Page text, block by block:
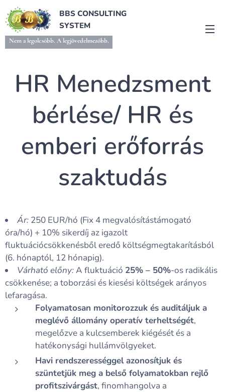
BBS CONSULTING
SYSTEM
Nem a legolcsóbb. A legjövedelmezőbb.
HR Menedzsment
bérlése/ HR és
emberi erőforrás
szaktudás
Ár: 250 EUR/hó (Fix 4 megvalósítástámogató
óra/hó) + 10% sikerdíj az igazolt
fluktuációcsökkenésből eredő költségmegtakarításból
(6. hónaptól, 12 hónapig).
Várható előny:A fluktuáció 25% – 50%-os radikális
csökkenése; a toborzási és kiesési költségek arányos
lefaragása.
Folyamatosan monitorozzuk és auditáljuk a
meglévő állomány operatív terheltségét,
megelőzve a kulcsemberek kiégését és a
hatékonysági hullámvölgyeket.
Havi rendszerességgel azonosítjuk és
szüntetjük meg a belső folyamatokban rejlő
profitszivárgást, finomhangolva a